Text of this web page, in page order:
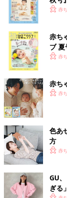
いっ
赤
赤ち
ブ
く！
赤
赤ち
赤
色あ
方
赤
GU
ぎる